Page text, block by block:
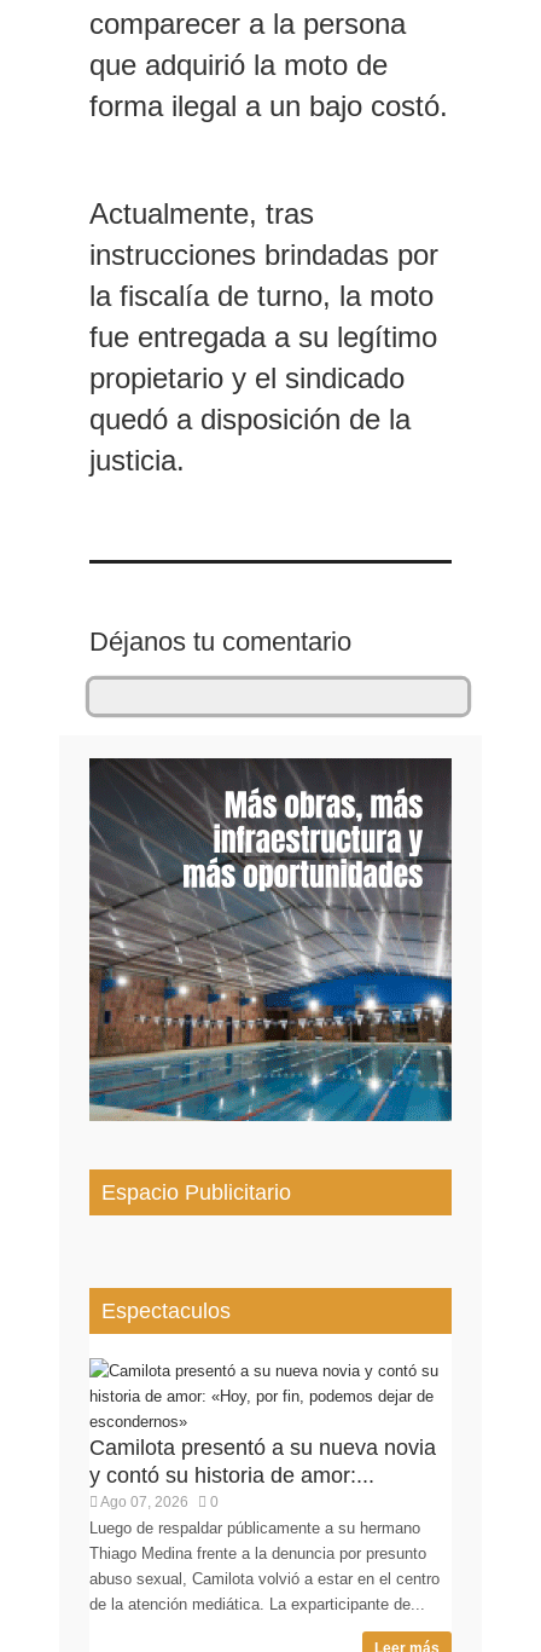
comparecer a la persona
que adquirió la moto de
forma ilegal a un bajo costó.
Actualmente, tras
instrucciones brindadas por
la fiscalía de turno, la moto
fue entregada a su legítimo
propietario y el sindicado
quedó a disposición de la
justicia.
Déjanos tu comentario
Espacio Publicitario
Espectaculos
Camilota presentó a su nueva novia
y contó su historia de amor:...
Ago 07, 2026 0
Luego de respaldar públicamente a su hermano
Thiago Medina frente a la denuncia por presunto
abuso sexual, Camilota volvió a estar en el centro
de la atención mediática. La exparticipante de...
Leer más